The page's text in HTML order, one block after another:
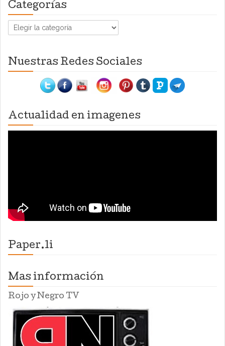
Categorías
Categorías
Nuestras Redes Sociales
Actualidad en imagenes
Paper.li
Mas información
Rojo y Negro TV